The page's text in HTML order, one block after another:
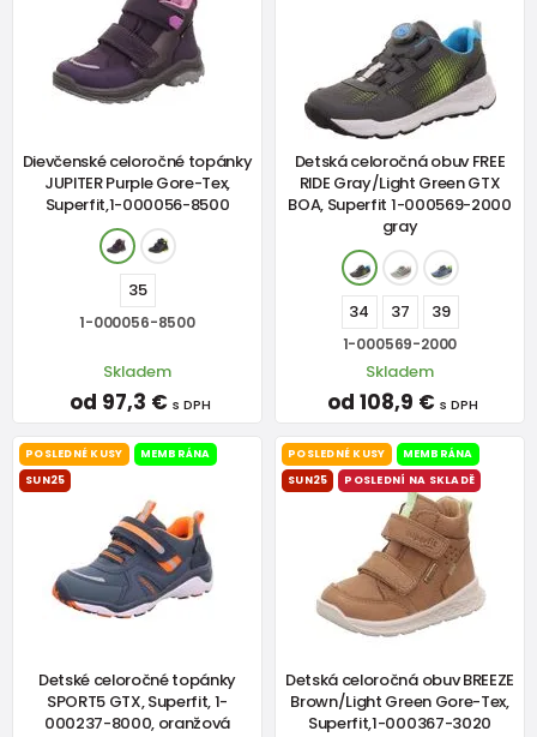
Dievčenské celoročné topánky
JUPITER Purple Gore-Tex,
Superfit,1-000056-8500
35
1-000056-8500
Skladem
od 97,3 € s DPH
Detská celoročná obuv FREE
RIDE Gray/Light Green GTX
BOA, Superfit 1-000569-2000
gray
34 37 39
1-000569-2000
Skladem
od 108,9 € s DPH
POSLEDNÉ KUSY
MEMBRÁNA
SUN25
Detské celoročné topánky
SPORT5 GTX, Superfit, 1-
000237-8000, oranžová
POSLEDNÉ KUSY
MEMBRÁNA
SUN25
POSLEDNÍ NA SKLADĚ
Detská celoročná obuv BREEZE
Brown/Light Green Gore-Tex,
Superfit,1-000367-3020